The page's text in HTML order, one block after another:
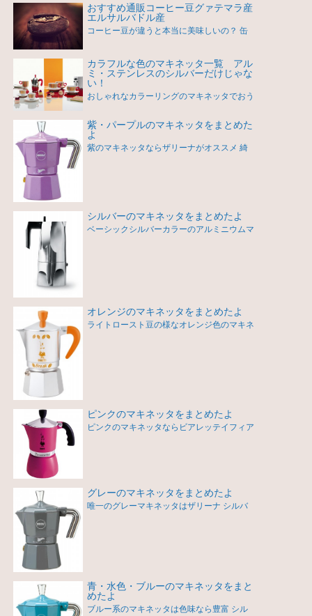
おすすめ通販コーヒー豆グァテマラ産
エルサルバドル産
コーヒー豆が違うと本当に美味しいの？ 缶
カラフルな色のマキネッタ一覧 アル
ミ・ステンレスのシルバーだけじゃな
い！
おしゃれなカラーリングのマキネッタでおう
紫・パープルのマキネッタをまとめた
よ
紫のマキネッタならザリーナがオススメ 綺
シルバーのマキネッタをまとめたよ
ベーシックシルバーカラーのアルミニウムマ
オレンジのマキネッタをまとめたよ
ライトロースト豆の様なオレンジ色のマキネ
ピンクのマキネッタをまとめたよ
ピンクのマキネッタならビアレッテイフィア
グレーのマキネッタをまとめたよ
唯一のグレーマキネッタはザリーナ シルバ
青・水色・ブルーのマキネッタをまと
めたよ
ブルー系のマキネッタは色味なら豊富 シル